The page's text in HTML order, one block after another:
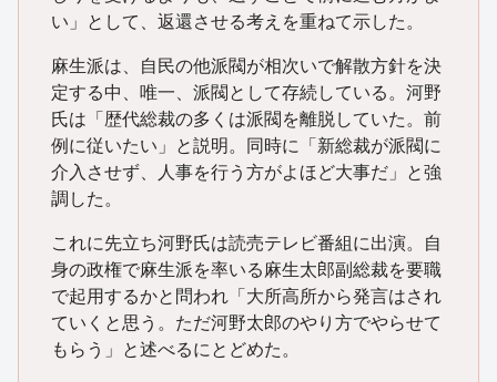
い」として、返還させる考えを重ねて示した。
麻生派は、自民の他派閥が相次いで解散方針を決
定する中、唯一、派閥として存続している。河野
氏は「歴代総裁の多くは派閥を離脱していた。前
例に従いたい」と説明。同時に「新総裁が派閥に
介入させず、人事を行う方がよほど大事だ」と強
調した。
これに先立ち河野氏は読売テレビ番組に出演。自
身の政権で麻生派を率いる麻生太郎副総裁を要職
で起用するかと問われ「大所高所から発言はされ
ていくと思う。ただ河野太郎のやり方でやらせて
もらう」と述べるにとどめた。